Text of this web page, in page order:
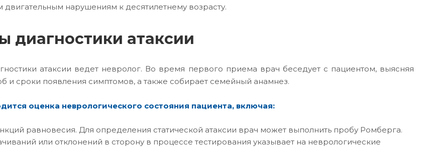
двигательным нарушениям к десятилетнему возрасту.
диагностики атаксии
атаксии ведет невролог. Во время первого приема врач беседует с пациентом, выясняя
и сроки появления симптомов, а также собирает семейный анамнез.
оценка неврологического состояния пациента, включая:
равновесия. Для определения статической атаксии врач может выполнить пробу Ромберга.
или отклонений в сторону в процессе тестирования указывает на неврологические